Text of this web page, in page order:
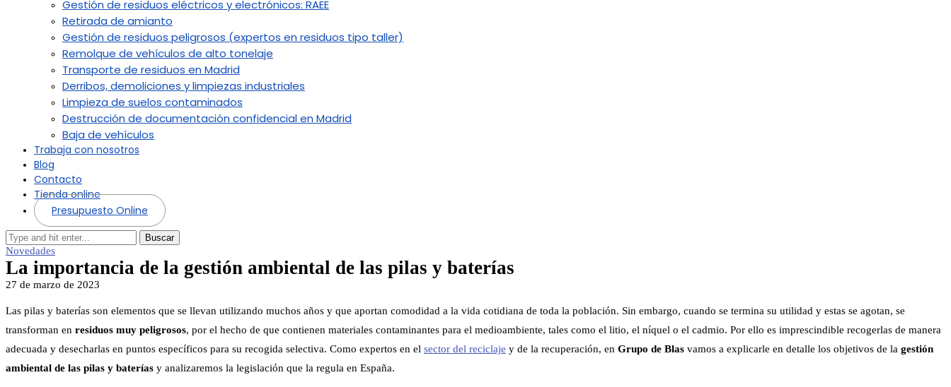
Gestión de residuos eléctricos y electrónicos: RAEE
Retirada de amianto
Gestión de residuos peligrosos (expertos en residuos tipo taller)
Remolque de vehículos de alto tonelaje
Transporte de residuos en Madrid
Derribos, demoliciones y limpiezas industriales
Limpieza de suelos contaminados
Destrucción de documentación confidencial en Madrid
Baja de vehículos
Trabaja con nosotros
Blog
Contacto
Tienda online
Presupuesto Online
Buscar
Novedades
La importancia de la gestión ambiental de las pilas y baterías
27 de marzo de 2023
Las pilas y baterías son elementos que se llevan utilizando muchos años y que aportan comodidad a la vida cotidiana de toda la población. Sin embargo, cuando se termina su utilidad y estas se agotan, se
transforman en residuos muy peligrosos, por el hecho de que contienen materiales contaminantes para el medioambiente, tales como el litio, el níquel o el cadmio. Por ello es imprescindible recogerlas de manera
adecuada y desecharlas en puntos específicos para su recogida selectiva. Como expertos en el sector del reciclaje y de la recuperación, en Grupo de Blas vamos a explicarle en detalle los objetivos de la gestión
ambiental de las pilas y baterías y analizaremos la legislación que la regula en España.